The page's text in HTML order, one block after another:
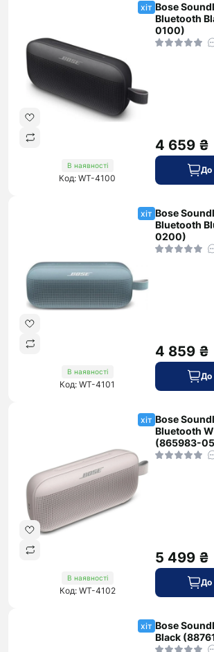
хіт
В наявності
Код: WT-4100
Bose
Bluetooth
0100)
4 659 ₴
До
хіт
В наявності
Код: WT-4101
Bose
Bluetooth
0200)
4 859 ₴
До
хіт
В наявності
Код: WT-4102
Bose
Bluetooth
(865983-
5 499 ₴
До
хіт Bose
Black